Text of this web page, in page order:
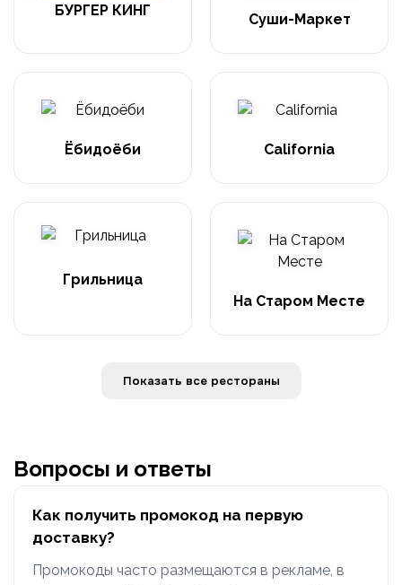
БУРГЕР КИНГ
Суши-Маркет
Ёбидоёби California
Грильница
На Старом Месте
Показать все рестораны
Вопросы и ответы
Как получить промокод на первую
доставку?
Промокоды часто размещаются в рекламе, в